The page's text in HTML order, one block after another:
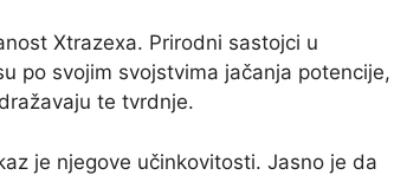
Xtrazexa. Prirodni sastojci u
po svojim svojstvima jačanja potencije,
te tvrdnje.
je njegove učinkovitosti. Jasno je da